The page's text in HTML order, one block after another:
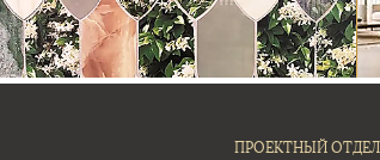
ПРОЕКТНЫЙ ОТДЕЛ